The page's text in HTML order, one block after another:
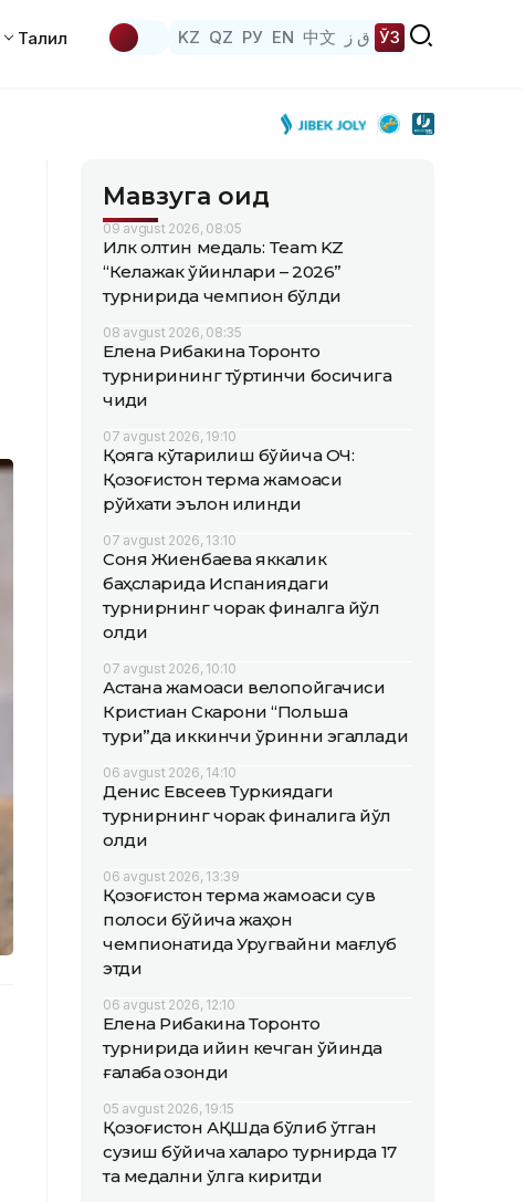
Таҳлил KZ QZ РУ EN 中文 ق ز ЎЗ
Мавзуга оид
09 avgust 2026, 08:05
Илк олтин медаль: Team KZ
“Келажак ўйинлари – 2026”
турнирида чемпион бўлди
08 avgust 2026, 08:35
Елена Рибакина Торонто
турнирининг тўртинчи босқичига
чиқди
07 avgust 2026, 19:10
Қояга кўтарилиш бўйича ОЧ:
Қозоғистон терма жамоаси
рўйхати эълон қилинди
07 avgust 2026, 13:10
Соня Жиенбаева яккалик
баҳсларида Испаниядаги
турнирнинг чорак финалга йўл
олди
07 avgust 2026, 10:10
Астана жамоаси велопойгачиси
Кристиан Скарони “Польша
тури”да иккинчи ўринни эгаллади
06 avgust 2026, 14:10
Денис Евсеев Туркиядаги
турнирнинг чорак финалига йўл
олди
06 avgust 2026, 13:39
Қозоғистон терма жамоаси сув
полоси бўйича жаҳон
чемпионатида Уругвайни мағлуб
этди
06 avgust 2026, 12:10
Елена Рибакина Торонто
турнирида қийин кечган ўйинда
ғалаба қозонди
05 avgust 2026, 19:15
Қозоғистон АҚШда бўлиб ўтган
сузиш бўйича халқаро турнирда 17
та медални қўлга киритди